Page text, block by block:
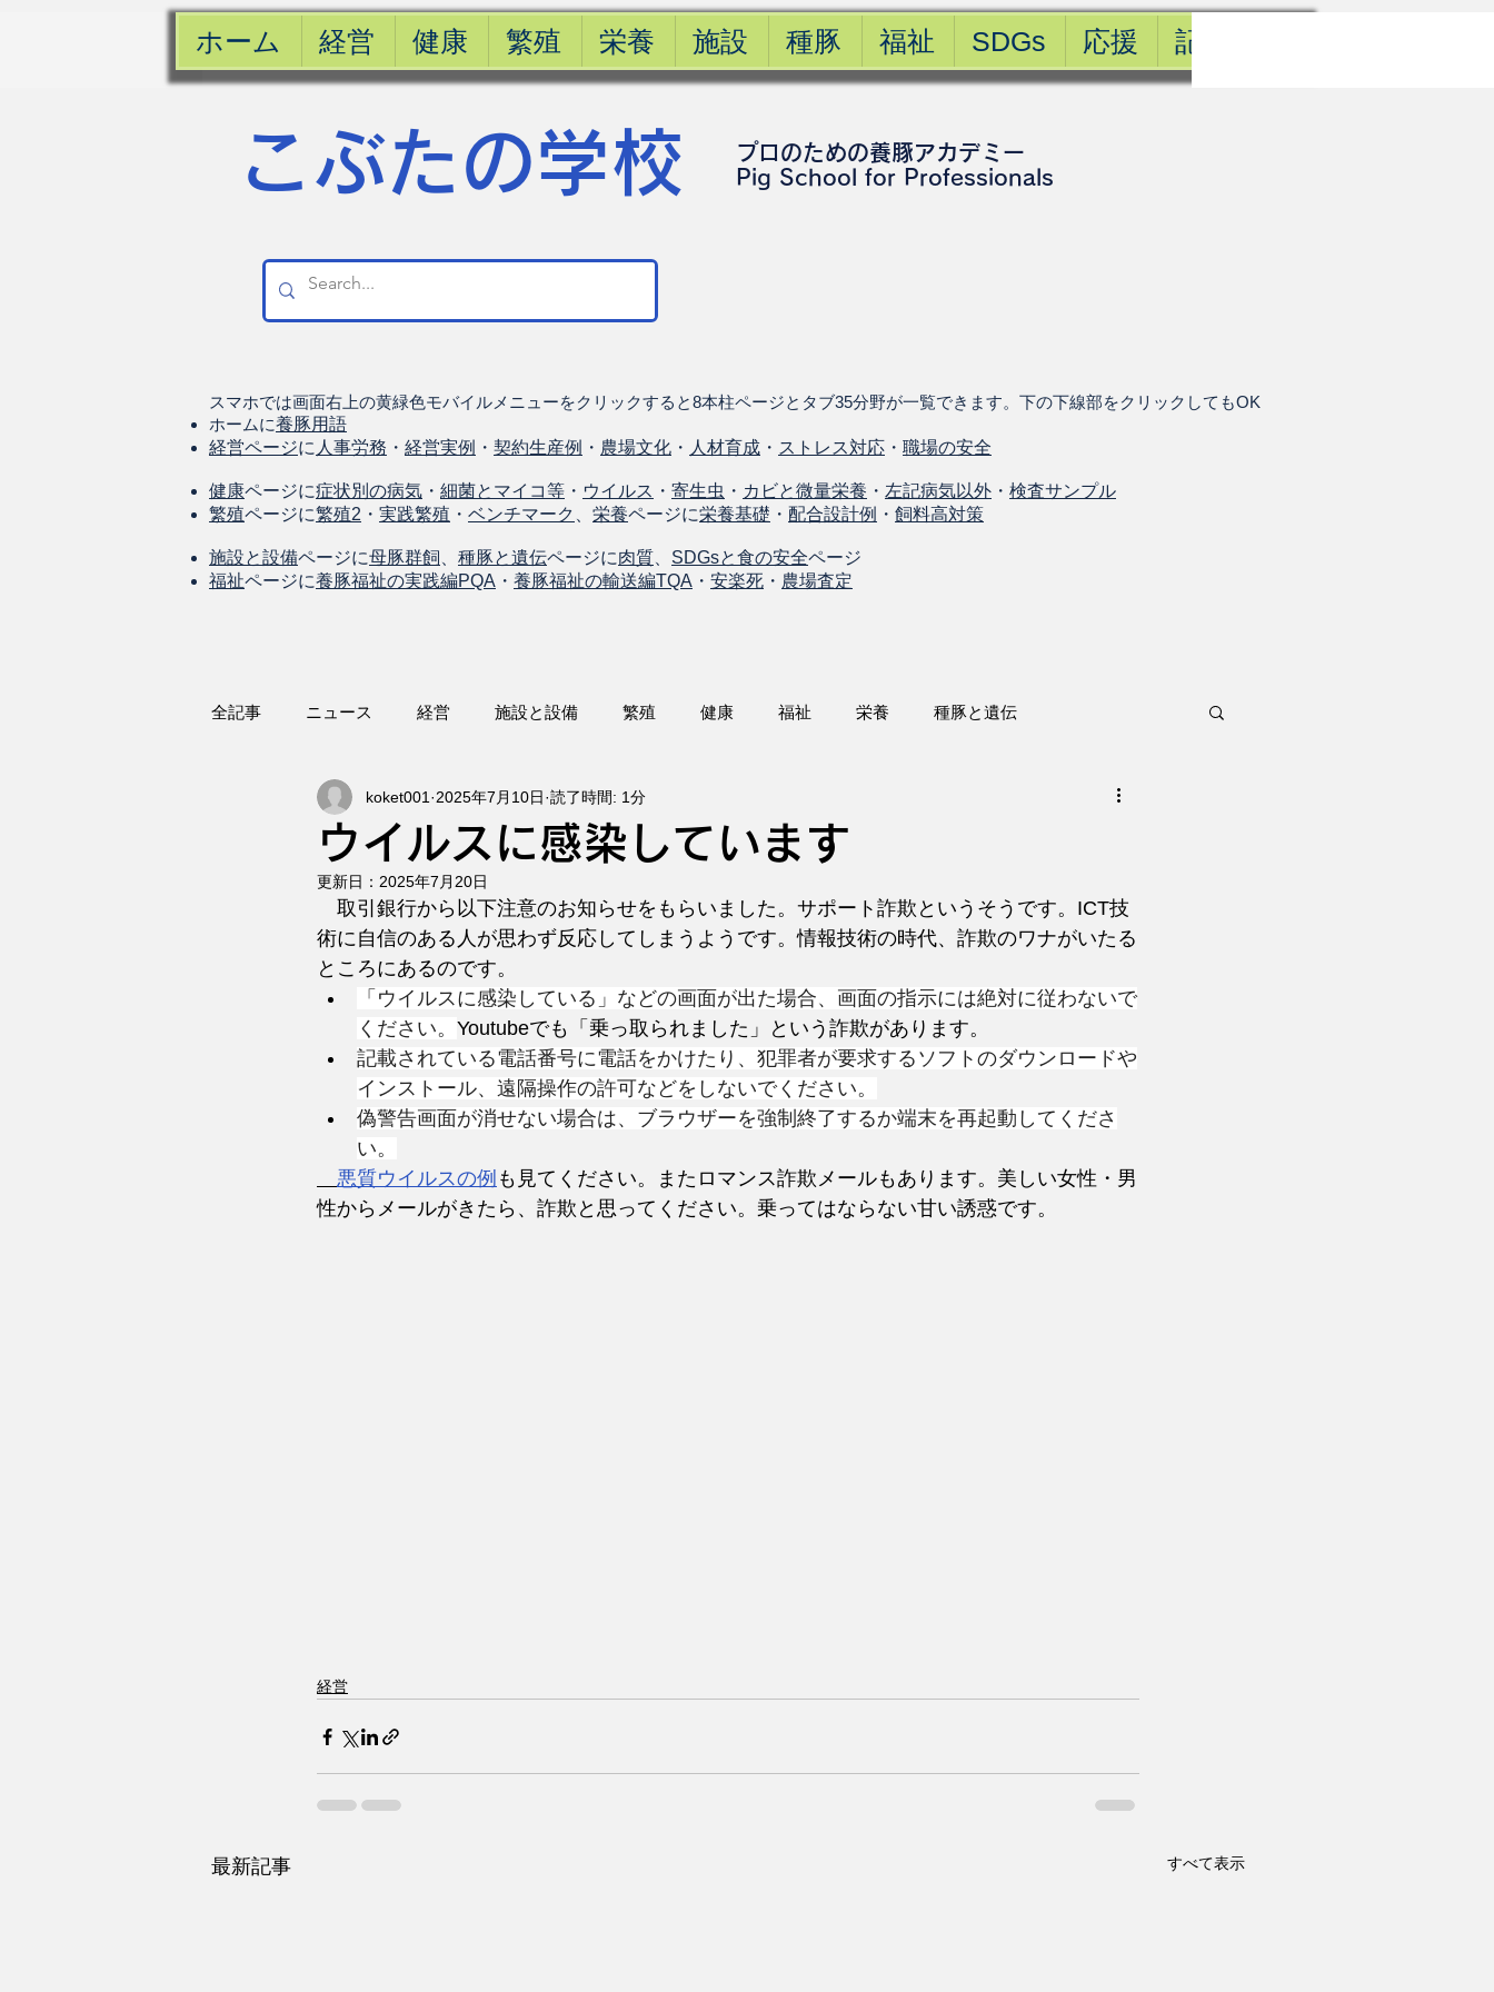
ホーム 経営 健康 繁殖 栄養 施設 種豚 福祉 SDGs 応援 記事一覧
​こぶたの学校
プロのための養豚アカデミー
​Pig School for Professionals
スマホでは画面右上の黄緑色モバイルメニューをクリックすると8本柱ページとタブ35分野が一覧できます。下の下線部をクリックしてもOK
ホームに養豚用語
経営ページに 人事労務 ・ 経営実例 ・ 契約生産例 ・ 農場文化 ・ 人材育成 ・ ストレス対応 ・ 職場の安全
健康ページに症状別の病気 ・ 細菌とマイコ等 ・ ウイルス ・ 寄生虫 ・ カビと微量栄養 ・ 左記病気以外 ・ 検査サンプル
繁殖ページに繁殖2 ・ 実践繁殖 ・ ベンチマーク 栄養ページに栄養基礎 ・ 配合設計例 ・ 飼料高対策
施設と設備ページに母豚群飼 種豚と遺伝ページに肉質 SDGsと食の安全ページ
福祉ページに養豚福祉の実践編PQA ・ 養豚福祉の輸送編TQA ・ 安楽死 ・ 農場査定
全記事 ニュース 経営 施設と設備 繁殖 健康 福祉 栄養 種豚と遺伝
ウイルスに感染しています
koket001 2025年7月10日 読了時間: 1分
更新日： 2025年7月20日
取引銀行から以下注意のお知らせをもらいました。サポート詐欺というそうです。ICT技
術に自信のある人が思わず反応してしまうようです。情報技術の時代、詐欺のワナがいたる
ところにあるのです。
「ウイルスに感染している」などの画面が出た場合、画面の指示には絶対に従わないで
ください。 Youtubeでも「乗っ取られました」という詐欺があります。
記載されている電話番号に電話をかけたり、犯罪者が要求するソフトのダウンロードや
インストール、遠隔操作の許可などをしないでください。
偽警告画面が消せない場合は、ブラウザーを強制終了するか端末を再起動してくださ
い。
悪質ウイルスの例 も見てください。またロマンス詐欺メールもあります。美しい女性・男
性からメールがきたら、詐欺と思ってください。乗ってはならない甘い誘惑です。
経営
最新記事 すべて表示